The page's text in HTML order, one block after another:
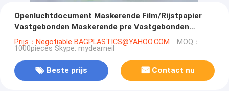
Openluchtdocument Maskerende Film/Rijstpapier
Vastgebonden Maskerende pre Vastgebonden
Filmauto
Prijs：Negotiable BAGPLASTICS@YAHOO.COM MOQ：
1000pieces Skype: mydearneil
Beste prijs Contact nu